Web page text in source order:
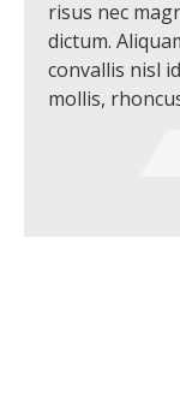
risus nec
dictum.
convallis nisl
mollis,